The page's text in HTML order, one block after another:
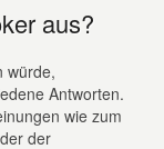
aus?
würde,
Antworten.
wie zum
der